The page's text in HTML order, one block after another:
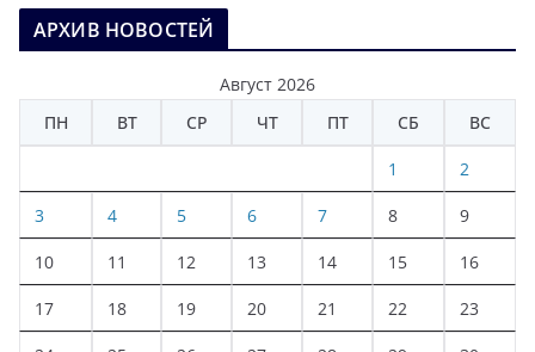
АРХИВ НОВОСТЕЙ
Август 2026
ПН
ВТ СР ЧТ ПТ СБ ВС
1 2
3 4 5 6 7 8 9
10 11 12 13 14 15 16
17 18 19 20 21 22 23